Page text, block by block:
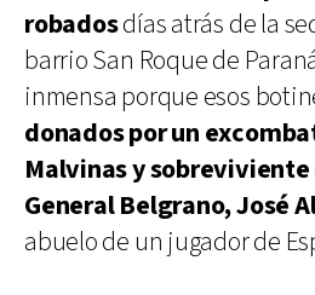
robadosdías atrás de la
barrio San Roque de
inmensa porque esos
donados por un
Malvinas y sobreviviente
General Belgrano, José
abuelo de un jugador de